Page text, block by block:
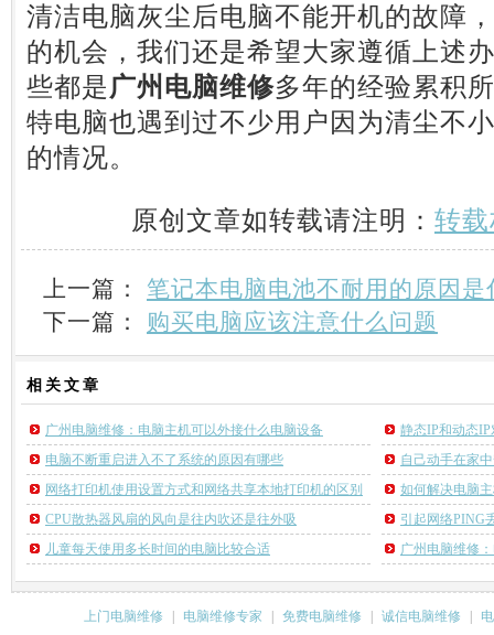
清洁电脑灰尘后电脑不能开机的故障
的机会，我们还是希望大家遵循上述
些都是广州电脑维修多年的经验累积
特电脑也遇到过不少用户因为清尘不
的情况。
原创文章如转载请注明： 转
上一篇： 笔记本电脑电池不耐用的原因是
下一篇： 购买电脑应该注意什么问题
相关 文章
广州电脑维修：电脑主机可以外接什么电脑设备
静态IP和动态
电脑不断重启进入不了系统的原因有哪些
自己动手在家
网络打印机使用设置方式和网络共享本地打印机的区别
如何解决电脑
CPU散热器风扇的风向是往内吹还是往外吸
引起网络PING
儿童每天使用多长时间的电脑比较合适
广州电脑维修
上门电脑维修 电脑维修专家 免费电脑维修 诚信电脑维修